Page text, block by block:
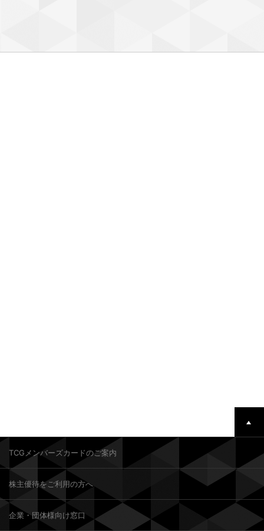
TCGメンバーズカードのご案内
株主優待をご利用の方へ
企業・団体様向け窓口